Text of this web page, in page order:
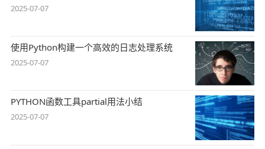
2025-07-07
使用Python构建一个高效的日志处理系统
2025-07-07
PYTHON函数工具partial用法小结
2025-07-07